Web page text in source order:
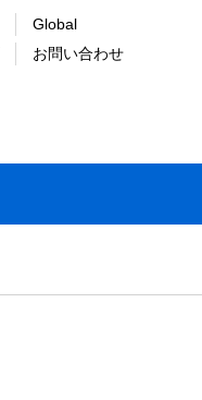
Global
お問い合わせ